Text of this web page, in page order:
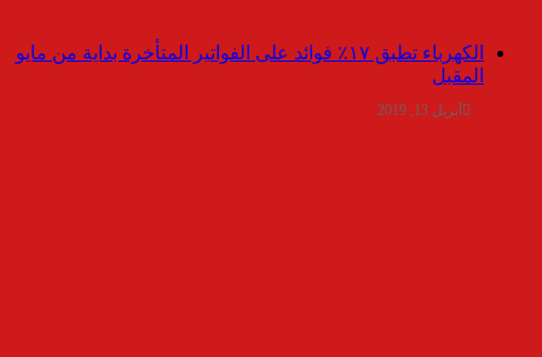
الكهرباء تطبق ١٧٪ فوائد على الفواتير المتأخرة بداية من مايو
المقبل
أبريل 13, 2019